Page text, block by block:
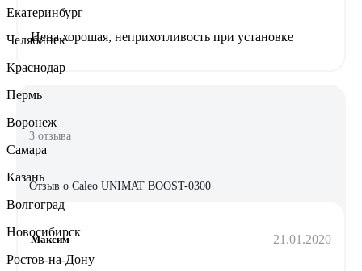
Цена хорошая, неприхотливость при установке
3 отзыва
Отзыв о Caleo UNIMAT BOOST-0300
Максим 21.01.2020
Екатеринбург
Челябинск
Краснодар
Пермь
Воронеж
Самара
Казань
Волгоград
Новосибирск
Ростов-на-Дону